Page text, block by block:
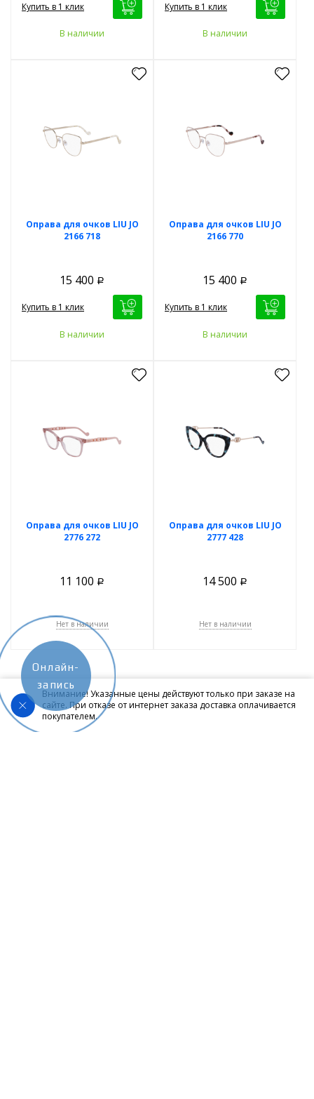
Купить в 1 клик
В наличии
Купить в 1 клик
В наличии
Оправа для очков LIU JO
2166 718
15 400 Р
Купить в 1 клик
В наличии
Оправа для очков LIU JO
2166 770
15 400 Р
Купить в 1 клик
В наличии
Оправа для очков LIU JO
2776 272
11 100 Р
Нет в наличии
Оправа для очков LIU JO
2777 428
14 500 Р
Нет в наличии
Внимание! Указанные цены действуют только при заказе на
сайте. При отказе от интернет заказа доставка оплачивается
покупателем.
Онлайн-
запись